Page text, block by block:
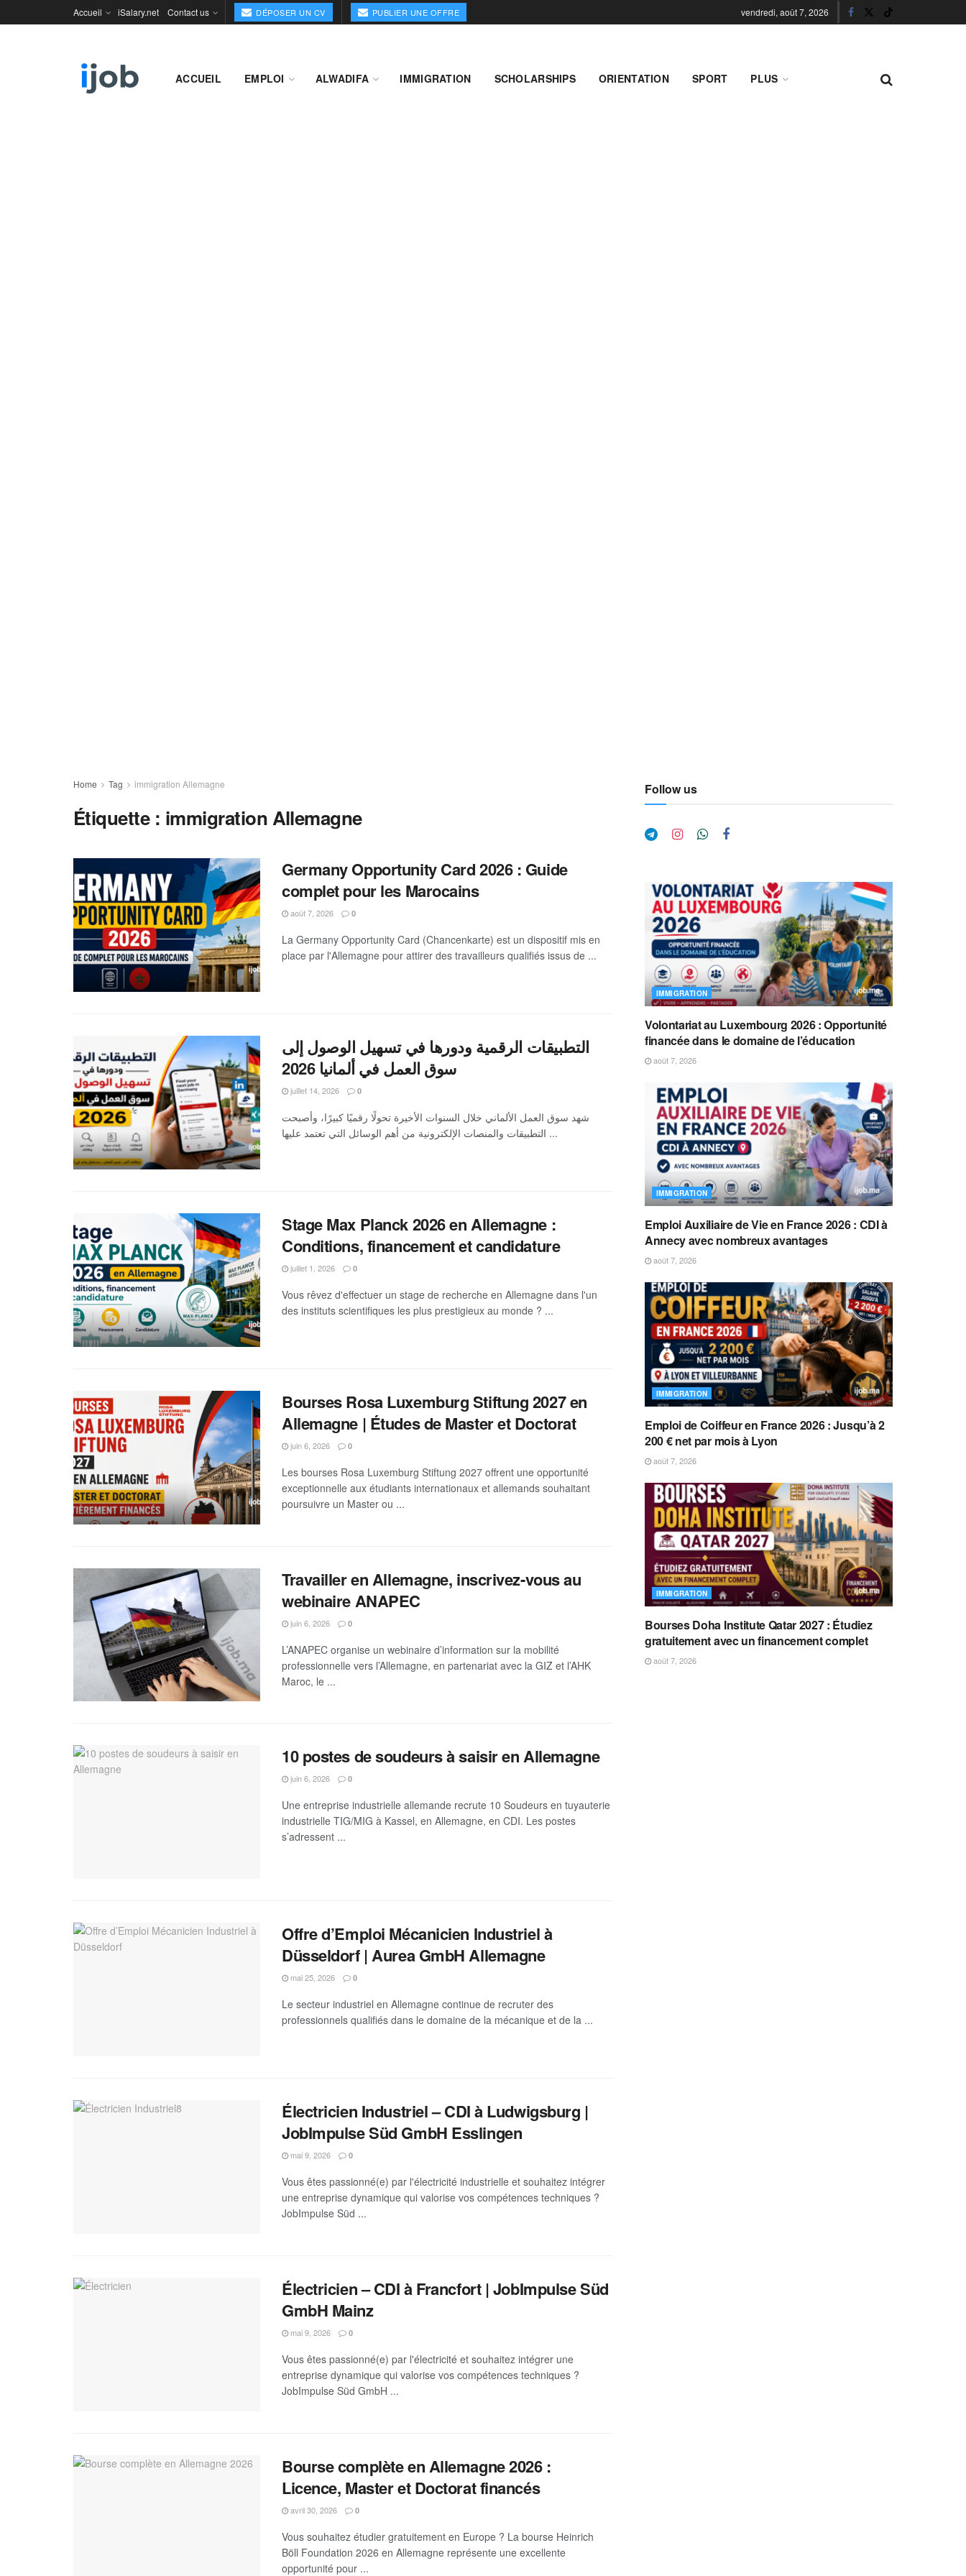
Accueil iSalary.net Contact us DÉPOSER UN CV PUBLIER UNE OFFRE vendredi, août 7, 2026
ACCUEIL EMPLOI ALWADIFA IMMIGRATION SCHOLARSHIPS ORIENTATION SPORT PLUS
Home Tag immigration Allemagne
Étiquette : immigration Allemagne
Germany Opportunity Card 2026 : Guide
complet pour les Marocains
août 7, 2026 0
La Germany Opportunity Card (Chancenkarte) est un dispositif mis en
place par l'Allemagne pour attirer des travailleurs qualifiés issus de ...
التطبيقات الرقمية ودورها في تسهيل الوصول إلى
سوق العمل في ألمانيا 2026
juillet 14, 2026 0
شهد سوق العمل الألماني خلال السنوات الأخيرة تحولًا رقميًا كبيرًا، وأصبحت
التطبيقات والمنصات الإلكترونية من أهم الوسائل التي تعتمد عليها ...
Stage Max Planck 2026 en Allemagne :
Conditions, financement et candidature
juillet 1, 2026 0
Vous rêvez d'effectuer un stage de recherche en Allemagne dans l'un
des instituts scientifiques les plus prestigieux au monde ? ...
Bourses Rosa Luxemburg Stiftung 2027 en
Allemagne | Études de Master et Doctorat
juin 6, 2026 0
Les bourses Rosa Luxemburg Stiftung 2027 offrent une opportunité
exceptionnelle aux étudiants internationaux et allemands souhaitant
poursuivre un Master ou ...
Travailler en Allemagne, inscrivez-vous au
webinaire ANAPEC
juin 6, 2026 0
L’ANAPEC organise un webinaire d’information sur la mobilité
professionnelle vers l’Allemagne, en partenariat avec la GIZ et l’AHK
Maroc, le ...
10 postes de soudeurs à saisir en Allemagne
juin 6, 2026 0
Une entreprise industrielle allemande recrute 10 Soudeurs en tuyauterie
industrielle TIG/MIG à Kassel, en Allemagne, en CDI. Les postes
s’adressent ...
Offre d’Emploi Mécanicien Industriel à
Düsseldorf | Aurea GmbH Allemagne
mai 25, 2026 0
Le secteur industriel en Allemagne continue de recruter des
professionnels qualifiés dans le domaine de la mécanique et de la ...
Électricien Industriel – CDI à Ludwigsburg |
JobImpulse Süd GmbH Esslingen
mai 9, 2026 0
Vous êtes passionné(e) par l'électricité industrielle et souhaitez intégrer
une entreprise dynamique qui valorise vos compétences techniques ?
JobImpulse Süd ...
Électricien – CDI à Francfort | JobImpulse Süd
GmbH Mainz
mai 9, 2026 0
Vous êtes passionné(e) par l'électricité et souhaitez intégrer une
entreprise dynamique qui valorise vos compétences techniques ?
JobImpulse Süd GmbH ...
Bourse complète en Allemagne 2026 :
Licence, Master et Doctorat financés
avril 30, 2026 0
Vous souhaitez étudier gratuitement en Europe ? La bourse Heinrich
Böll Foundation 2026 en Allemagne représente une excellente
opportunité pour ...
Follow us
IMMIGRATION
Volontariat au Luxembourg 2026 : Opportunité
financée dans le domaine de l’éducation
août 7, 2026
IMMIGRATION
Emploi Auxiliaire de Vie en France 2026 : CDI à
Annecy avec nombreux avantages
août 7, 2026
IMMIGRATION
Emploi de Coiffeur en France 2026 : Jusqu’à 2
200 € net par mois à Lyon
août 7, 2026
IMMIGRATION
Bourses Doha Institute Qatar 2027 : Étudiez
gratuitement avec un financement complet
août 7, 2026